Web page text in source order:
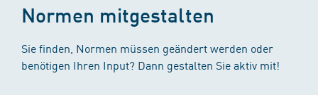
Normen mitgestalten
Sie finden, Normen müssen geändert werden oder
benötigen Ihren Input? Dann gestalten Sie aktiv mit!